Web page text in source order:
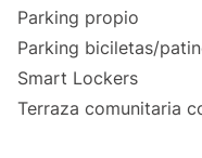
Parking propio
Parking biciletas/
Smart Lockers
Terraza comunitaria